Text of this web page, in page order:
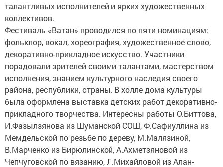
талантливых исполнителей и ярких художественных
коллективов.
Фестиваль «Ватан» проводился по пяти номинациям:
фольклор, вокал, хореография, художественное слово,
декоративно-прикладное искусство. Участники
порадовали зрителей своими талантами, мастерством
исполнения, знанием культурного наследия своего
района, республики, страны. В холле дома культуры
была оформлена выставка детских работ декоративно-
прикладного творчества. Интересны работы О.Биттова,
И.Фазылзянова из Шуманской СОШ, Ф.Сафиуллина из
Мемдельской по резьбе по дереву, М.Малязиной,
В.Марченко из Бирюлинской, А.Ахметзяновой из
Чепчуговской по вязанию, Л.Михайловой из Алан-